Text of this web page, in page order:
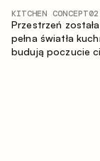
KITCHEN CONCEPT02
Przestrzeń
pełna światła
budują poczucie